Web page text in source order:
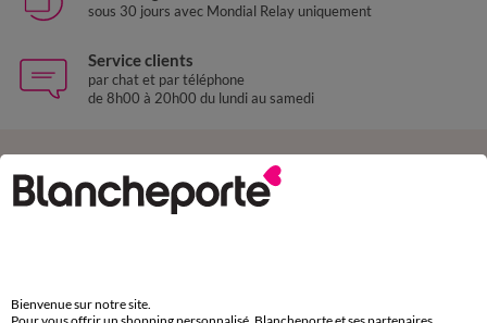
sous 30 jours avec Mondial Relay uniquement
Service clients
par chat et par téléphone
de 8h00 à 20h00 du lundi au samedi
11€ Offerts
en vous inscrivant à la newsletter
Ok
Bienvenue sur notre site.